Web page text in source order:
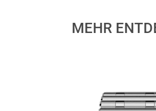
MEHR